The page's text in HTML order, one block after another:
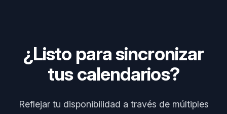
¿Listo para sincronizar
tus calendarios?
Reflejar tu disponibilidad a través de múltiples